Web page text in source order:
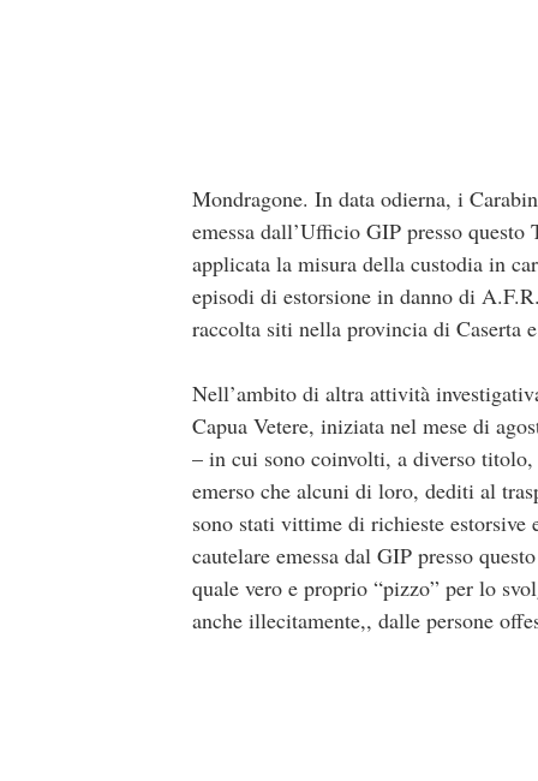
Mondragone. In data odierna, i
emessa dall’Ufficio GIP presso
applicata la misura della custodia in
episodi di estorsione in danno di
raccolta siti nella provincia di Caserta
Nell’ambito di altra attività
Capua Vetere, iniziata nel mese di
– in cui sono coinvolti, a diverso
emerso che alcuni di loro, dediti al
sono stati vittime di richieste
cautelare emessa dal GIP presso
quale vero e proprio “pizzo” per lo
anche illecitamente,, dalle persone